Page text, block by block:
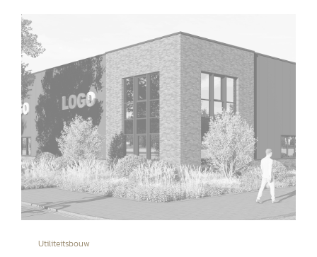
Utiliteitsbouw